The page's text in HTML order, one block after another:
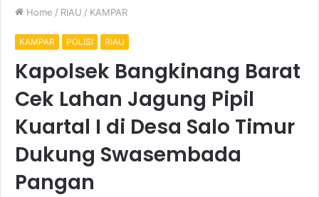
Home / RIAU / KAMPAR
KAMPAR POLISI RIAU
Kapolsek Bangkinang Barat
Cek Lahan Jagung Pipil
Kuartal I di Desa Salo Timur
Dukung Swasembada
Pangan